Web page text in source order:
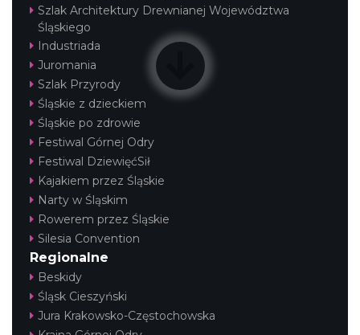
Szlak Architektury Drewnianej Województwa
Śląskiego
Industriada
Juromania
Szlak Przyrody
Śląskie z dzieckiem
Śląskie po zdrowie
Festiwal Górnej Odry
Festiwal DziewięćSił
Kajakiem przez Śląskie
Narty w Śląskim
Rowerem przez Śląskie
Silesia Convention
Regionalne
Beskidy
Śląsk Cieszyński
Jura Krakowsko-Częstochowska